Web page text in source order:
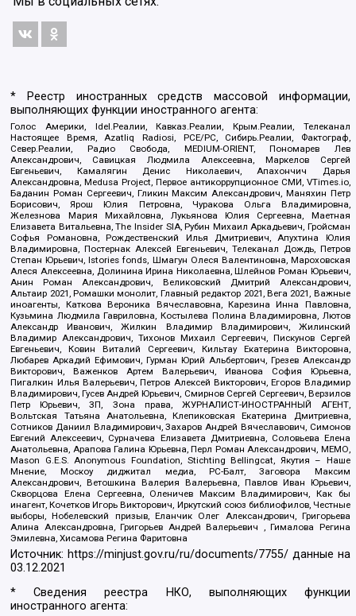
* Реестр иностранных средств массовой информации,
выполняющих функции иностранного агента:
Голос Америки, Idel.Реалии, Кавказ.Реалии, Крым.Реалии, Телеканал
Настоящее Время, Azatliq Radiosi, PCE/PC, Сибирь.Реалии, Фактограф,
Север.Реалии, Радио Свобода, MEDIUM-ORIENT, Пономарев Лев
Александрович, Савицкая Людмила Алексеевна, Маркелов Сергей
Евгеньевич, Камалягин Денис Николаевич, Апахончич Дарья
Александровна, Medusa Project, Первое антикоррупционное СМИ, VTimes.io,
Баданин Роман Сергеевич, Гликин Максим Александрович, Маняхин Петр
Борисович, Ярош Юлия Петровна, Чуракова Ольга Владимировна,
Железнова Мария Михайловна, Лукьянова Юлия Сергеевна, Маетная
Елизавета Витальевна, The Insider SIA, Рубин Михаил Аркадьевич, Гройсман
Софья Романовна, Рождественский Илья Дмитриевич, Апухтина Юлия
Владимировна, Постернак Алексей Евгеньевич, Телеканал Дождь, Петров
Степан Юрьевич, Istories fonds, Шмагун Олеся Валентиновна, Мароховская
Алеся Алексеевна, Долинина Ирина Николаевна, Шлейнов Роман Юрьевич,
Анин Роман Александрович, Великовский Дмитрий Александрович,
Альтаир 2021, Ромашки монолит, Главный редактор 2021, Вега 2021, Важные
иноагенты, Каткова Вероника Вячеславовна, Карезина Инна Павловна,
Кузьмина Людмила Гавриловна, Костылева Полина Владимировна, Лютов
Александр Иванович, Жилкин Владимир Владимирович, Жилинский
Владимир Александрович, Тихонов Михаил Сергеевич, Пискунов Сергей
Евгеньевич, Ковин Виталий Сергеевич, Кильтау Екатерина Викторовна,
Любарев Аркадий Ефимович, Гурман Юрий Альбертович, Грезев Александр
Викторович, Важенков Артем Валерьевич, Иванова София Юрьевна,
Пигалкин Илья Валерьевич, Петров Алексей Викторович, Егоров Владимир
Владимирович, Гусев Андрей Юрьевич, Смирнов Сергей Сергеевич, Верзилов
Петр Юрьевич, ЗП, Зона права, ЖУРНАЛИСТ-ИНОСТРАННЫЙ АГЕНТ,
Вольтская Татьяна Анатольевна, Клепиковская Екатерина Дмитриевна,
Сотников Даниил Владимирович, Захаров Андрей Вячеславович, Симонов
Евгений Алексеевич, Сурначева Елизавета Дмитриевна, Соловьева Елена
Анатольевна, Арапова Галина Юрьевна, Перл Роман Александрович, МЕМО,
Mason G.E.S. Anonymous Foundation, Stichting Bellingcat, Якутия – Наше
Мнение, Москоу диджитал медиа, РС-Балт, Заговора Максим
Александрович, Ветошкина Валерия Валерьевна, Павлов Иван Юрьевич,
Скворцова Елена Сергеевна, Оленичев Максим Владимирович, Как бы
инагент, Кочетков Игорь Викторович, Иркутский союз библиофилов, Честные
выборы, Нобелевский призыв, Еланчик Олег Александрович, Григорьева
Алина Александровна, Григорьев Андрей Валерьевич , Гималова Регина
Эмилевна, Хисамова Регина Фаритовна
Источник: https://minjust.gov.ru/ru/documents/7755/ данные на
03.12.2021
* Сведения реестра НКО, выполняющих функции
иностранного агента: